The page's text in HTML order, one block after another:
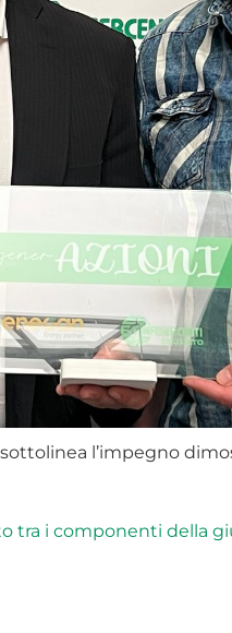
l’impegno
tra i componenti della